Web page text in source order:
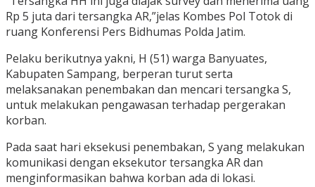
Rp 5 juta dari tersangka AR,”jelas Kombes Pol Totok di
ruang Konferensi Pers Bidhumas Polda Jatim.
Pelaku berikutnya yakni, H (51) warga Banyuates,
Kabupaten Sampang, berperan turut serta
melaksanakan penembakan dan mencari tersangka S,
untuk melakukan pengawasan terhadap pergerakan
korban.
Pada saat hari eksekusi penembakan, S yang melakukan
komunikasi dengan eksekutor tersangka AR dan
menginformasikan bahwa korban ada di lokasi.